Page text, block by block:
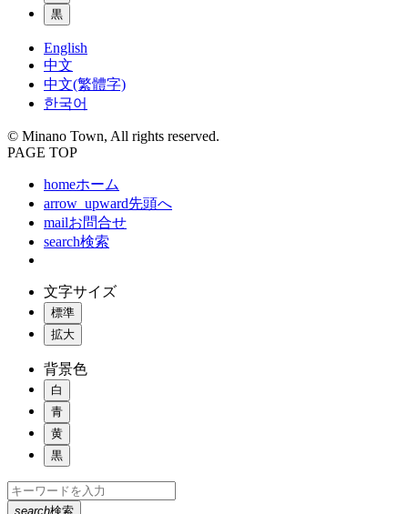
黒
English
中文
中文(繁體字)
한국어
© Minano Town, All rights reserved.
PAGE TOP
homeホーム
arrow_upward先頭へ
mailお問合せ
search検索
文字サイズ
標準
拡大
背景色
白
青
黄
黒
search検索